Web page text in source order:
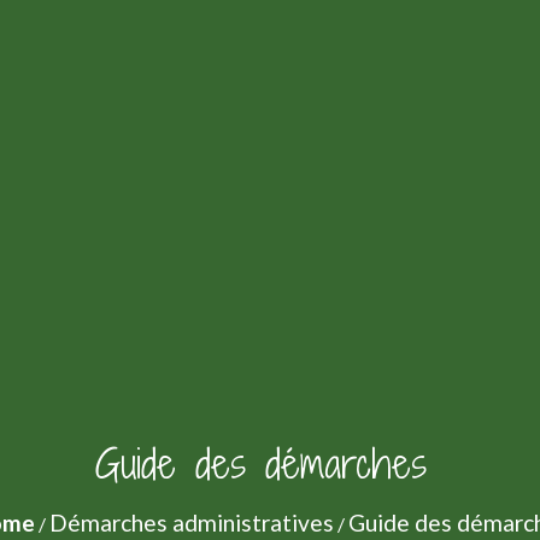
Guide des démarches
/ Démarches administratives / Guide des